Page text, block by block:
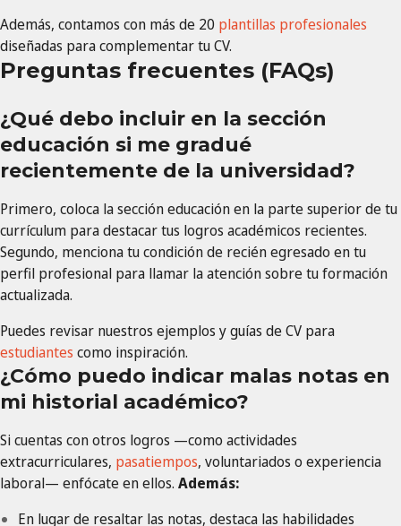
Además, contamos con más de 20 plantillas profesionales
diseñadas para complementar tu CV.
Preguntas frecuentes (FAQs)
¿Qué debo incluir en la sección
educación si me gradué
recientemente de la universidad?
Primero, coloca la sección educación en la parte superior de tu
currículum para destacar tus logros académicos recientes.
Segundo, menciona tu condición de recién egresado en tu
perfil profesional para llamar la atención sobre tu formación
actualizada.
Puedes revisar nuestros ejemplos y guías de CV para
estudiantes como inspiración.
¿Cómo puedo indicar malas notas en
mi historial académico?
Si cuentas con otros logros —como actividades
extracurriculares, pasatiempos, voluntariados o experiencia
laboral— enfócate en ellos. Además:
En lugar de resaltar las notas, destaca las habilidades